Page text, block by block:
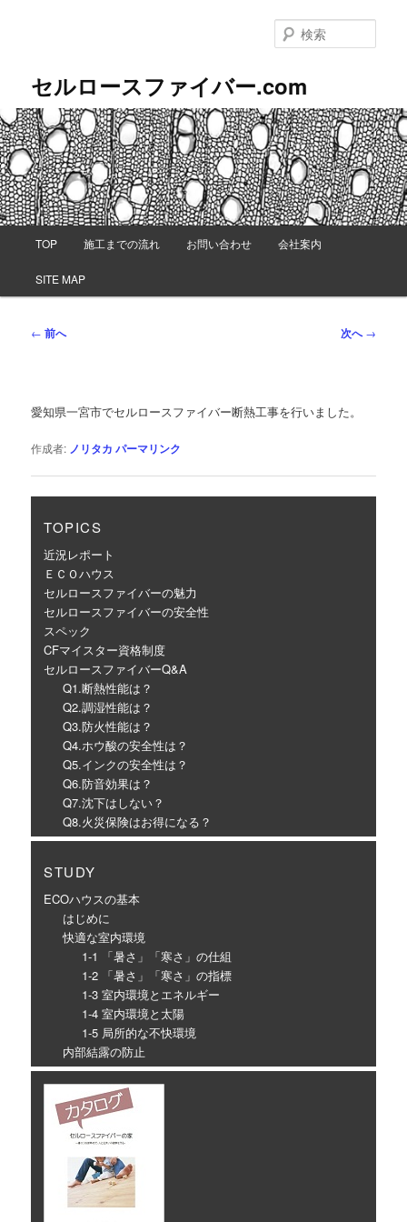
ン
ツ
へ
移
動
セルロースファイバー.com
索
TOP 施工までの流れ お問い合わせ 会社案内
SITE MAP
投
ゲ
シ
← 前へ 次へ→
愛知県一宮市でセルロースファイバー断熱工事を行いました。
作成者: ノリタカ パーマリンク
TOPICS
近況レポート
ＥＣＯハウス
セルロースファイバーの魅力
セルロースファイバーの安全性
スペック
CFマイスター資格制度
セルロースファイバーQ&A
Q1.断熱性能は？
Q2.調湿性能は？
Q3.防火性能は？
Q4.ホウ酸の安全性は？
Q5.インクの安全性は？
Q6.防音効果は？
Q7.沈下はしない？
Q8.火災保険はお得になる？
STUDY
ECOハウスの基本
はじめに
快適な室内環境
1-1 「暑さ」「寒さ」の仕組
1-2 「暑さ」「寒さ」の指標
1-3 室内環境とエネルギー
1-4 室内環境と太陽
1-5 局所的な不快環境
内部結露の防止